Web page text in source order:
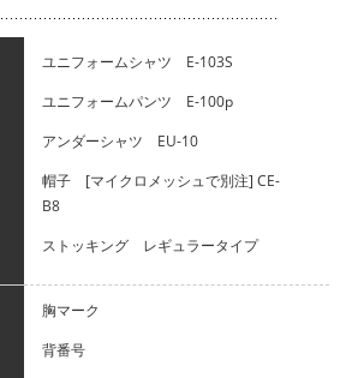
ユニフォームシャツ E-103S
ユニフォームパンツ E-100p
アンダーシャツ EU-10
帽子 [マイクロメッシュで別注] CE-
B8
ストッキング レギュラータイプ
胸マーク
背番号